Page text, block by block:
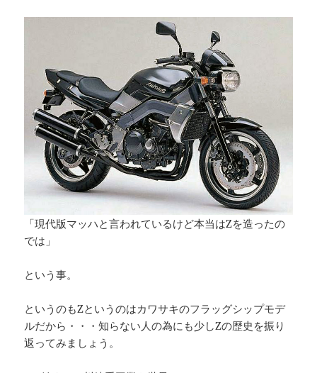
「現代版マッハと言われているけど本当はZを造ったの
では」
という事。
というのもZというのはカワサキのフラッグシップモデ
ルだから・・・知らない人の為にも少しZの歴史を振り
返ってみましょう。